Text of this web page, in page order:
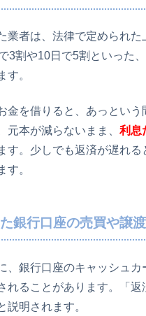
業者は、法律で定められた
3割や10日で5割といった
す。
金を借りると、あっという
元本が減らないまま、 利息
す。少しでも返済が遅れる
す。
銀行口座の売買や譲渡
、銀行口座のキャッシュカ
れることがあります。「返
説明されます。